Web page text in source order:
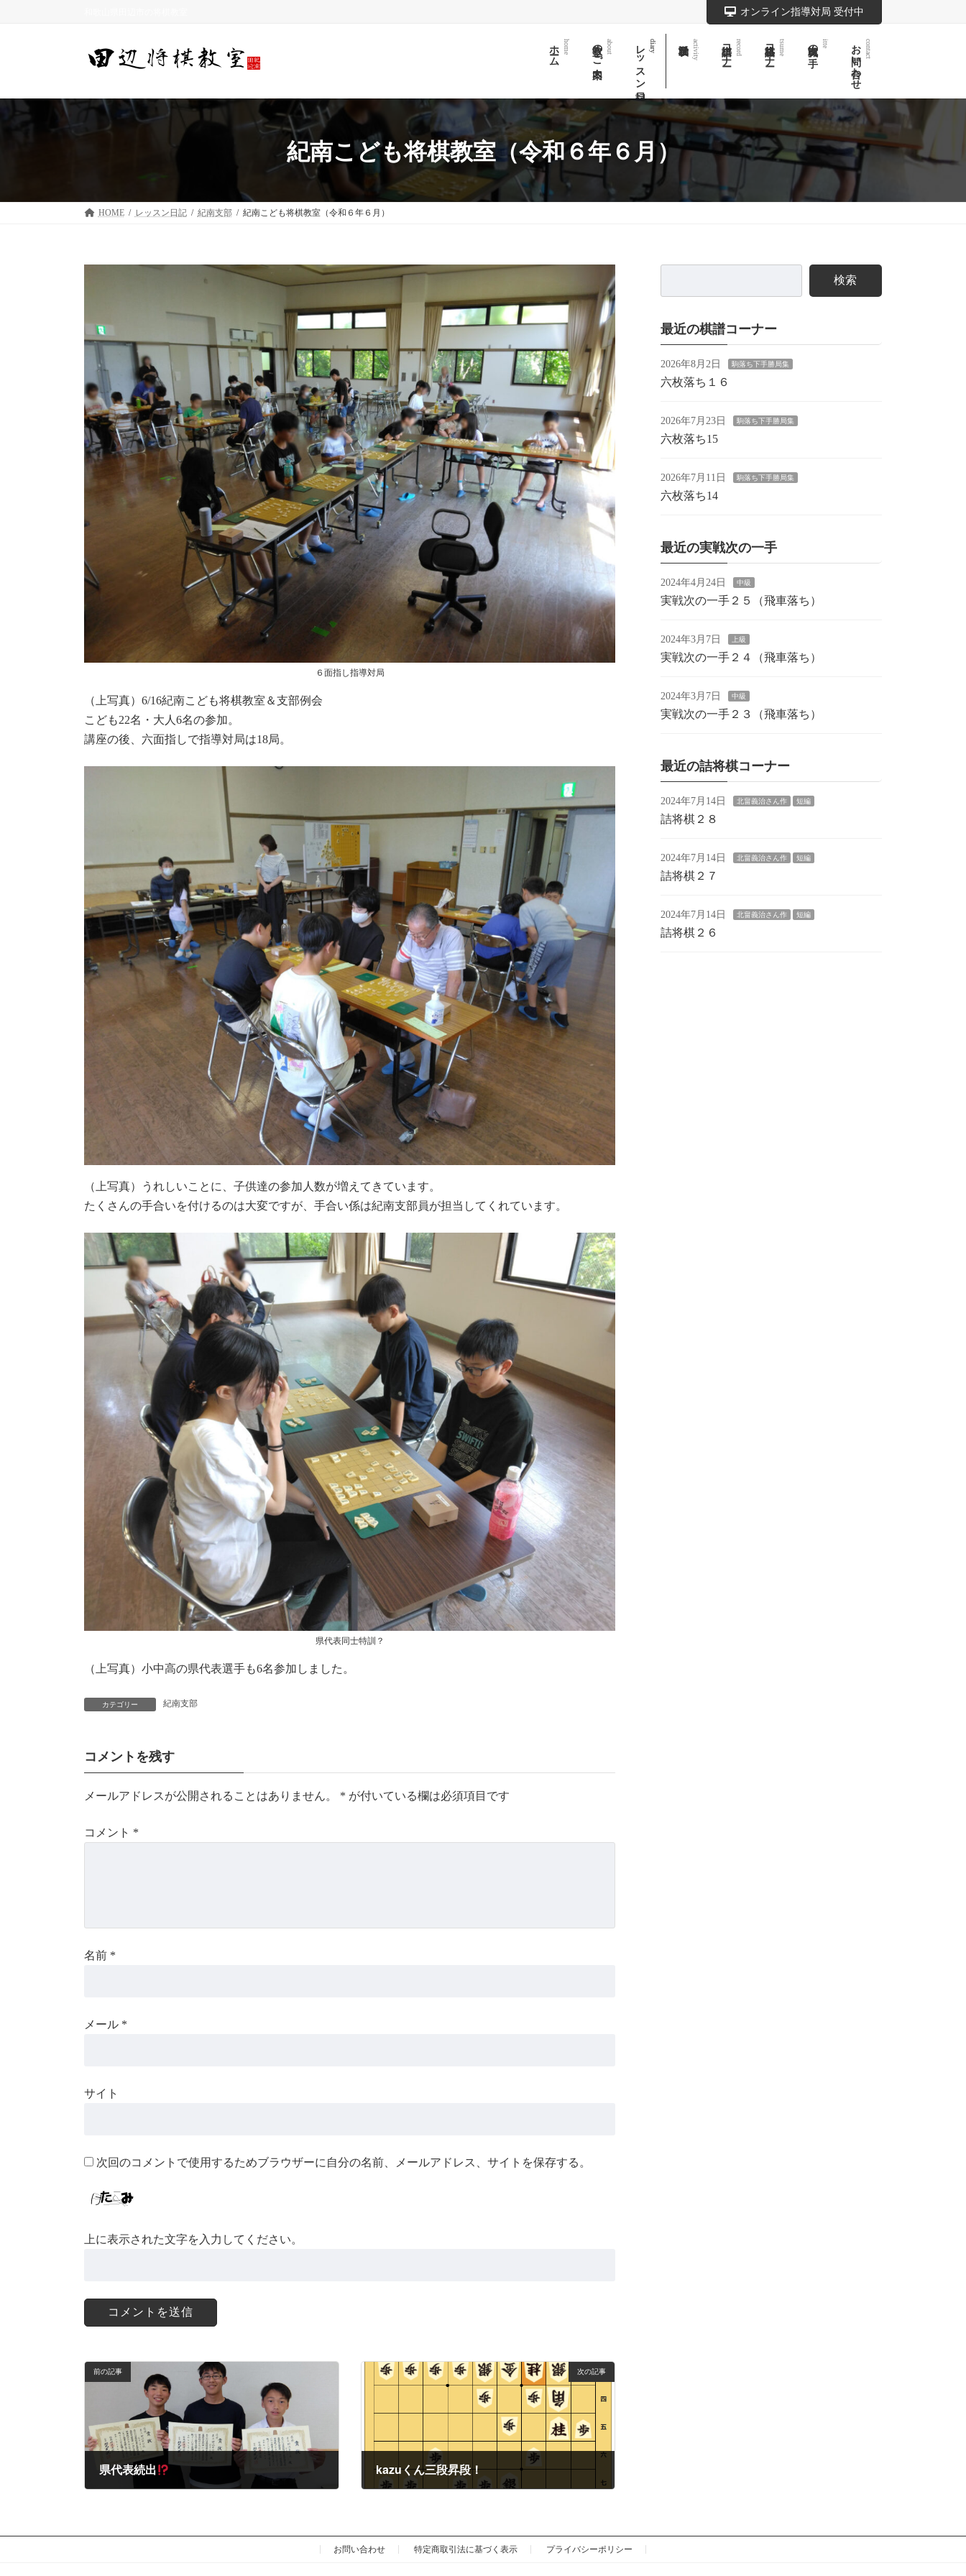
ス
ン
オンライン指導対局 受付中
ホーム home 教室のご案内 about レッスン日記 diary activity 棋譜コーナー record 詰将棋コーナー tsume 実戦次の一手 itte お問い合わせ contact
紀南こども将棋教室（令和６年６月）
HOME レッスン日記 紀南支部 紀南こども将棋教室（令和６年６月）
６面指し指導対局
（上写真）6/16紀南こども将棋教室＆支部例会
こども22名・大人6名の参加。
講座の後、六面指しで指導対局は18局。
（上写真）うれしいことに、子供達の参加人数が増えてきています。
たくさんの手合いを付けるのは大変ですが、手合い係は紀南支部員が担当してくれています。
県代表同士特訓？
（上写真）小中高の県代表選手も6名参加しました。
カテゴリー 紀南支部
コメントを残す
メールアドレスが公開されることはありません。 * が付いている欄は必須項目です
コメント *
名前 *
メール *
サイト
次回のコメントで使用するためブラウザーに自分の名前、メールアドレス、サイトを保存する。
上に表示された文字を入力してください。
前の記事
県代表続出
次の記事
kazuくん三段昇段！
検索
最近の棋譜コーナー
2026年8月2日 駒落ち下手勝局集
六枚落ち１６
2026年7月23日 駒落ち下手勝局集
六枚落ち15
2026年7月11日 駒落ち下手勝局集
六枚落ち14
最近の実戦次の一手
2024年4月24日 中級
実戦次の一手２５（飛車落ち）
2024年3月7日 上級
実戦次の一手２４（飛車落ち）
2024年3月7日 中級
実戦次の一手２３（飛車落ち）
最近の詰将棋コーナー
2024年7月14日 北畠義治さん作 短編
詰将棋２８
2024年7月14日 北畠義治さん作 短編
詰将棋２７
2024年7月14日 北畠義治さん作 短編
詰将棋２６
お問い合わせ 特定商取引法に基づく表示 プライバシーポリシー